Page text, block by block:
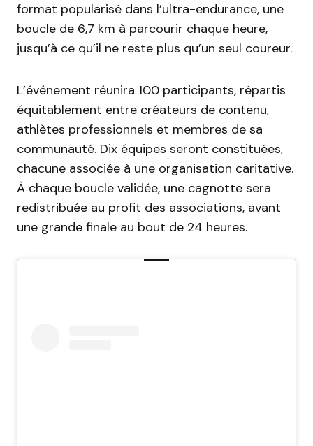
format popularisé dans l’ultra-endurance, une
boucle de 6,7 km à parcourir chaque heure,
jusqu’à ce qu’il ne reste plus qu’un seul coureur.
L’événement réunira 100 participants, répartis
équitablement entre créateurs de contenu,
athlètes professionnels et membres de sa
communauté. Dix équipes seront constituées,
chacune associée à une organisation caritative.
À chaque boucle validée, une cagnotte sera
redistribuée au profit des associations, avant
une grande finale au bout de 24 heures.